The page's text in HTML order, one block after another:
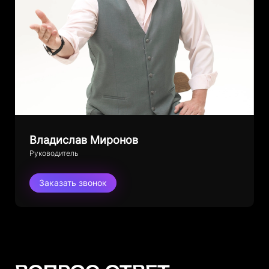
Владислав Миронов
Руководитель
Заказать звонок